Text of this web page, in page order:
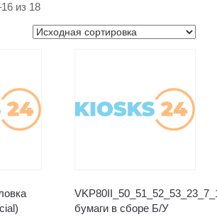
из 18
бумаги в сборе Б/У